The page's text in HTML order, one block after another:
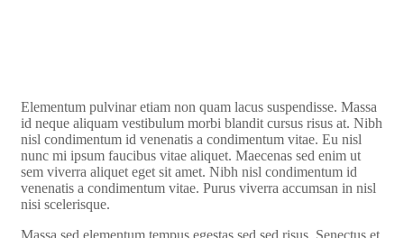
Elementum pulvinar etiam non quam lacus suspendisse. Massa
id neque aliquam vestibulum morbi blandit cursus risus at. Nibh
nisl condimentum id venenatis a condimentum vitae. Eu nisl
nunc mi ipsum faucibus vitae aliquet. Maecenas sed enim ut
sem viverra aliquet eget sit amet. Nibh nisl condimentum id
venenatis a condimentum vitae. Purus viverra accumsan in nisl
nisi scelerisque.
Massa sed elementum tempus egestas sed sed risus. Senectus et